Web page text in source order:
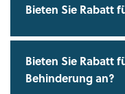
Bieten Sie Rabatt
Bieten Sie Rabatt
Behinderung an?